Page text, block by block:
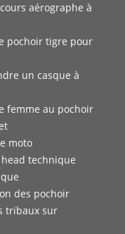
aérographe à
pochoir tigre pour
un casque à
femme au pochoir
moto
technique
des pochoir
tribaux sur